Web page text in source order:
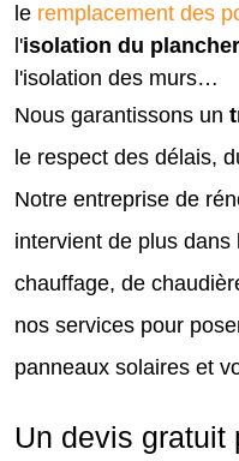
le remplacement des
l'isolation du plancher
l'isolation des murs…
Nous garantissons un
le respect des délais,
Notre entreprise de
intervient de plus
chauffage, de
nos services pour
panneaux solaires et
Un devis gratuit